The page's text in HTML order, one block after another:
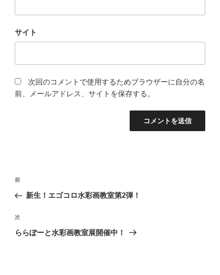
サイト
次回のコメントで使用するためブラウザーに自分の名
前、メールアドレス、サイトを保存する。
投
ナ
ビ
ゲ
過
去
投
稿
前
新生！エゴコロ水彩画教室第2弾！
次
の
次
ららぽーと水彩画教室展開催中！